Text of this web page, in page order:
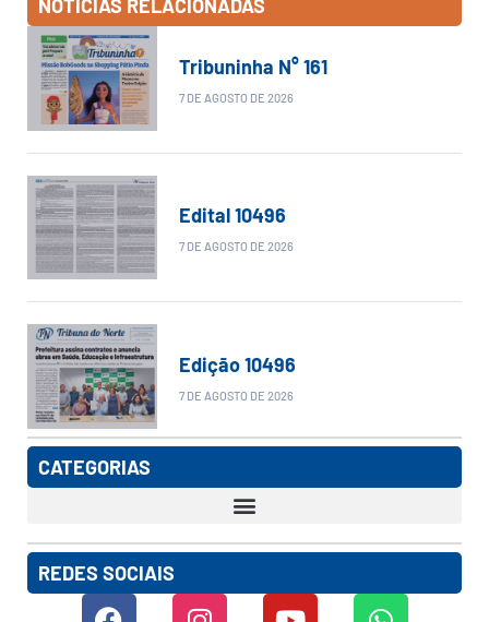
NOTÍCIAS RELACIONADAS
Tribuninha N° 161
7 DE AGOSTO DE 2026
Edital 10496
7 DE AGOSTO DE 2026
Edição 10496
7 DE AGOSTO DE 2026
CATEGORIAS
REDES SOCIAIS